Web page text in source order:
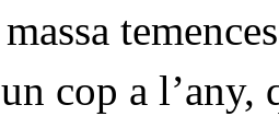
massa
un cop a l’any,